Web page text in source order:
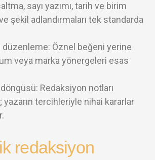
sayı yazımı, tarih ve birim
şekil adlandırmaları tek standarda
düzenleme: Öznel beğeni yerine
veya marka yönergeleri esas
Redaksiyon notları
yazarın tercihleriyle nihai kararlar
redaksiyon